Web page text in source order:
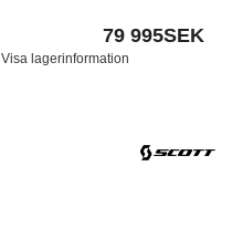
79 995SEK
Visa lagerinformation